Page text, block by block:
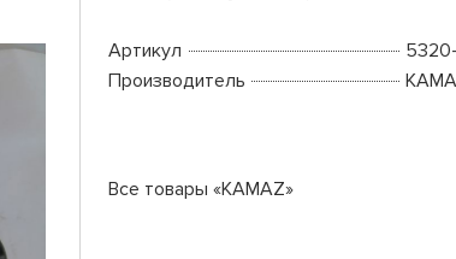
Артикул
Производитель
Все товары «KAMAZ»